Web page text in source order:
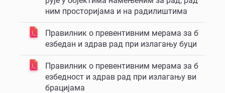
ним просторијама и на радилиштима
Правилник о превентивним мерама за б
езбедан и здрав рад при излагању буци
Правилник о превентивним мерама за б
езбедност и здрав рад при излагању ви
брацијама